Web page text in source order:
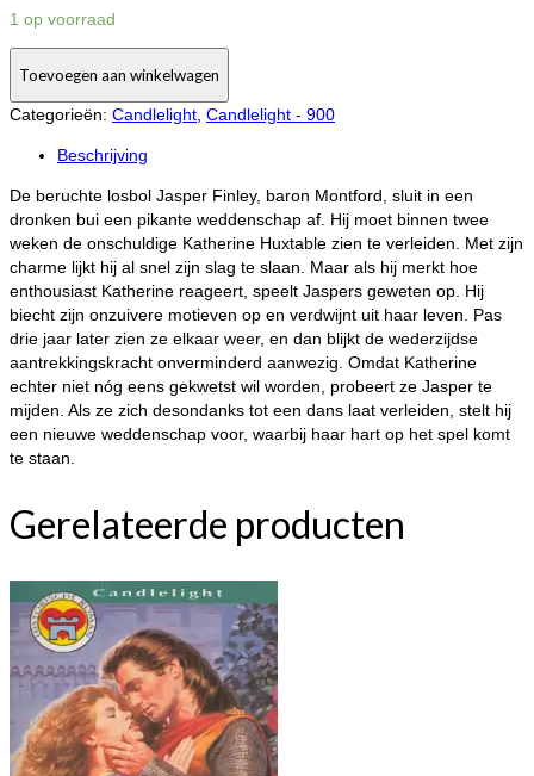
1 op voorraad
998:
Mary
Balogh
Is
Onmogelijk
aantal
Toevoegen aan winkelwagen
Categorieën: Candlelight Candlelight - 900
Beschrijving
De beruchte losbol Jasper Finley, baron Montford, sluit in een
dronken bui een pikante weddenschap af. Hij moet binnen twee
weken de onschuldige Katherine Huxtable zien te verleiden. Met zijn
charme lijkt hij al snel zijn slag te slaan. Maar als hij merkt hoe
enthousiast Katherine reageert, speelt Jaspers geweten op. Hij
biecht zijn onzuivere motieven op en verdwijnt uit haar leven. Pas
drie jaar later zien ze elkaar weer, en dan blijkt de wederzijdse
aantrekkingskracht onverminderd aanwezig. Omdat Katherine
echter niet nóg eens gekwetst wil worden, probeert ze Jasper te
mijden. Als ze zich desondanks tot een dans laat verleiden, stelt hij
een nieuwe weddenschap voor, waarbij haar hart op het spel komt
te staan.
Gerelateerde producten